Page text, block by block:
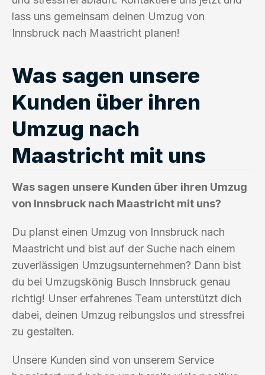
lass uns gemeinsam deinen Umzug von
Innsbruck nach Maastricht planen!
Was sagen unsere
Kunden über ihren
Umzug nach
Maastricht mit uns
Was sagen unsere Kunden über ihren Umzug
von Innsbruck nach Maastricht mit uns?
Du planst einen Umzug von Innsbruck nach
Maastricht und bist auf der Suche nach einem
zuverlässigen Umzugsunternehmen? Dann bist
du bei Umzugskönig Busch Innsbruck genau
richtig! Unser erfahrenes Team unterstützt dich
dabei, deinen Umzug reibungslos und stressfrei
zu gestalten.
Unsere Kunden sind von unserem Service